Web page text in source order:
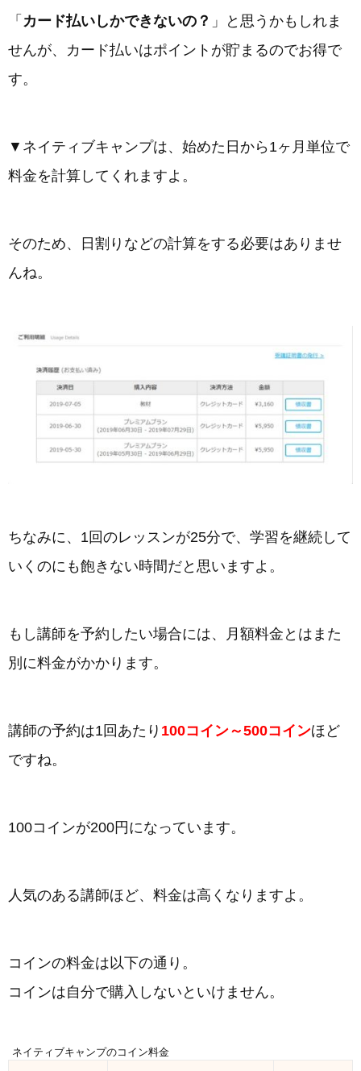
「 カード払いしかできないの？ 」と思うかもしれま
せんが、カード払いはポイントが貯まるのでお得で
す。
▼ネイティブキャンプは、始めた日から1ヶ月単位で
料金を計算してくれますよ。
そのため、日割りなどの計算をする必要はありませ
んね。
ちなみに、1回のレッスンが25分で、学習を継続して
いくのにも飽きない時間だと思いますよ。
もし講師を予約したい場合には、月額料金とはまた
別に料金がかかります。
講師の予約は1回あたり 100コイン～500コインほど
ですね。
100コインが200円になっています。
人気のある講師ほど、料金は高くなりますよ。
コインの料金は以下の通り。
コインは自分で購入しないといけません。
ネイティブキャンプのコイン料金